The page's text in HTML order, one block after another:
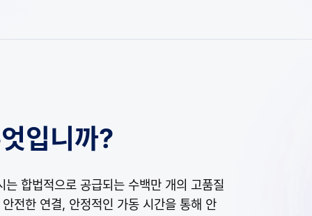
입니까?
합법적으로 공급되는 수백만 개의 고품질
전한 연결, 안정적인 가동 시간을 통해 안